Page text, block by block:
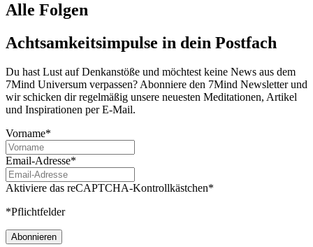
Alle Folgen
Achtsamkeitsimpulse in dein Postfach
Du hast Lust auf Denkanstöße und möchtest keine News aus dem
7Mind Universum verpassen? Abon­niere den 7Mind News­let­ter und
wir schicken dir regelmäßig unsere neuesten Meditationen, Artikel
und Inspirationen per E-Mail.
Vorname*
Email-Adresse*
Aktiviere das reCAPTCHA-Kontrollkästchen*
*Pflichtfelder
Abonnieren